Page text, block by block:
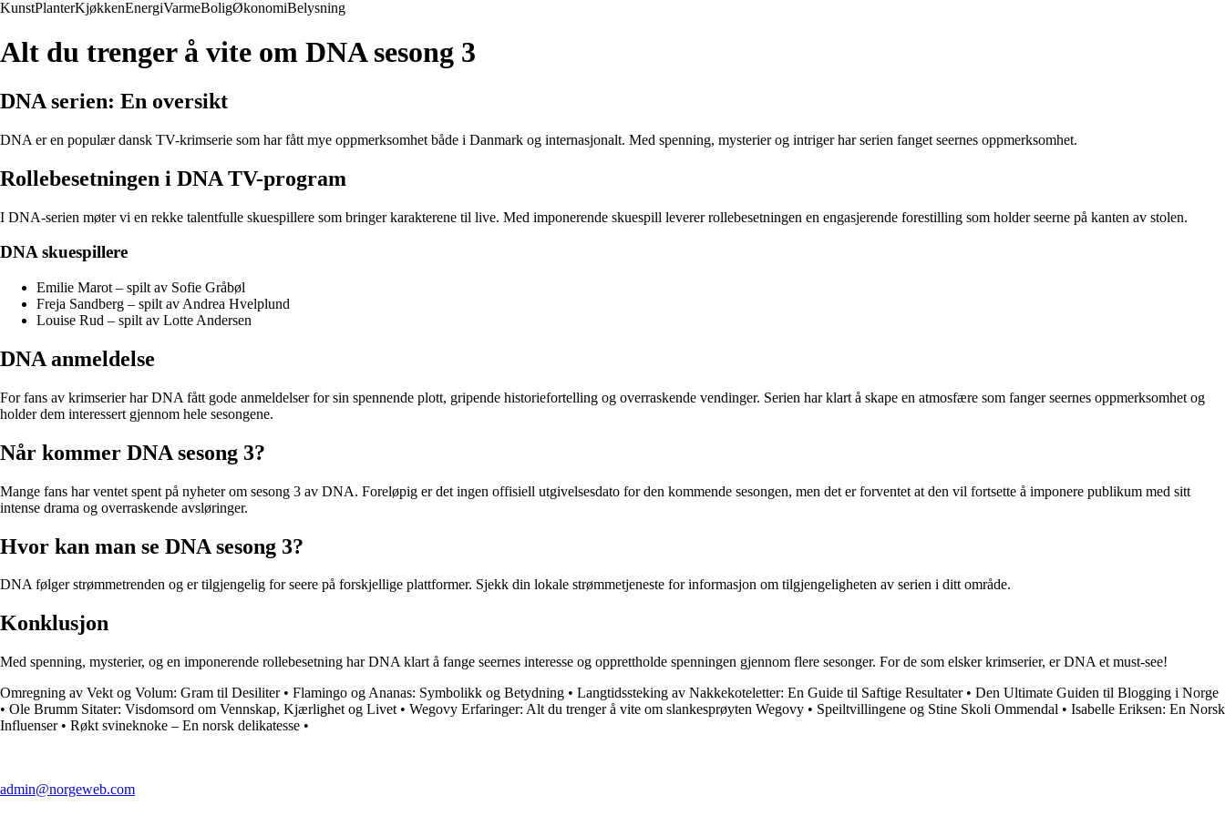
KunstPlanterKjøkkenEnergiVarmeBoligØkonomiBelysning
Alt du trenger å vite om DNA sesong 3
DNA serien: En oversikt
DNA er en populær dansk TV-krimserie som har fått mye oppmerksomhet både i Danmark og internasjonalt. Med spenning, mysterier og intriger har serien fanget seernes oppmerksomhet.
Rollebesetningen i DNA TV-program
I DNA-serien møter vi en rekke talentfulle skuespillere som bringer karakterene til live. Med imponerende skuespill leverer rollebesetningen en engasjerende forestilling som holder seerne på kanten av stolen.
DNA skuespillere
Emilie Marot – spilt av Sofie Gråbøl
Freja Sandberg – spilt av Andrea Hvelplund
Louise Rud – spilt av Lotte Andersen
DNA anmeldelse
For fans av krimserier har DNA fått gode anmeldelser for sin spennende plott, gripende historiefortelling og overraskende vendinger. Serien har klart å skape en atmosfære som fanger seernes oppmerksomhet og
holder dem interessert gjennom hele sesongene.
Når kommer DNA sesong 3?
Mange fans har ventet spent på nyheter om sesong 3 av DNA. Foreløpig er det ingen offisiell utgivelsesdato for den kommende sesongen, men det er forventet at den vil fortsette å imponere publikum med sitt
intense drama og overraskende avsløringer.
Hvor kan man se DNA sesong 3?
DNA følger strømmetrenden og er tilgjengelig for seere på forskjellige plattformer. Sjekk din lokale strømmetjeneste for informasjon om tilgjengeligheten av serien i ditt område.
Konklusjon
Med spenning, mysterier, og en imponerende rollebesetning har DNA klart å fange seernes interesse og opprettholde spenningen gjennom flere sesonger. For de som elsker krimserier, er DNA et must-see!
Omregning av Vekt og Volum: Gram til Desiliter• Flamingo og Ananas: Symbolikk og Betydning • Langtidssteking av Nakkekoteletter: En Guide til Saftige Resultater• Den Ultimate Guiden til Blogging i Norge
• Ole Brumm Sitater: Visdomsord om Vennskap, Kjærlighet og Livet • Wegovy Erfaringer: Alt du trenger å vite om slankesprøyten Wegovy • Speiltvillingene og Stine Skoli Ommendal • Isabelle Eriksen: En Norsk
Influenser• Røkt svineknoke – En norsk delikatesse •
admin@norgeweb.com